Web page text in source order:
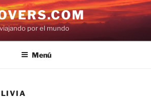
por el mundo
Menú